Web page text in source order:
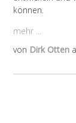
können.
mehr ...
von Dirk Otten